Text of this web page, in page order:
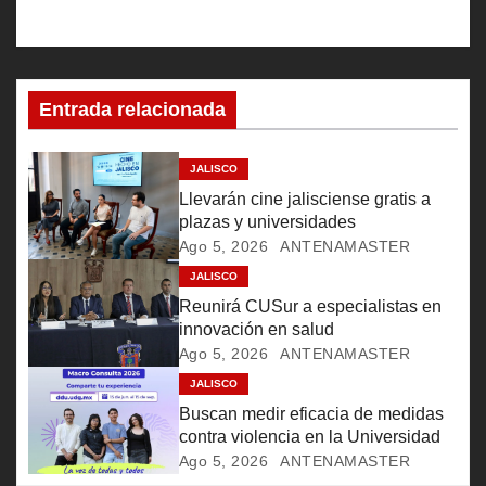
c
i
ó
n
d
e
Entrada relacionada
JALISCO
Llevarán cine jalisciense gratis a
plazas y universidades
Ago 5, 2026 ANTENAMASTER
JALISCO
Reunirá CUSur a especialistas en
innovación en salud
Ago 5, 2026 ANTENAMASTER
JALISCO
Buscan medir eficacia de medidas
contra violencia en la Universidad
Ago 5, 2026 ANTENAMASTER